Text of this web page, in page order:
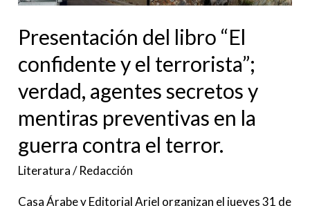
Presentación del libro “El
confidente y el terrorista”;
verdad, agentes secretos y
mentiras preventivas en la
guerra contra el terror.
Literatura/Redacción
Casa Árabe y Editorial Ariel organizan el jueves 31 de
agentes
secretos
mentiras
preventivas
en
la
guerra
el